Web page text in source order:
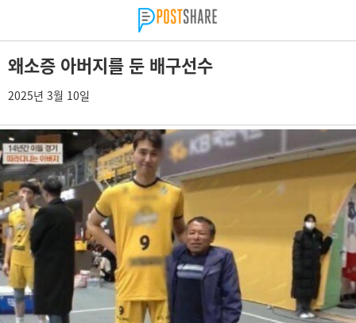
왜소증 아버지를 둔 배구선수
2025년 3월 10일